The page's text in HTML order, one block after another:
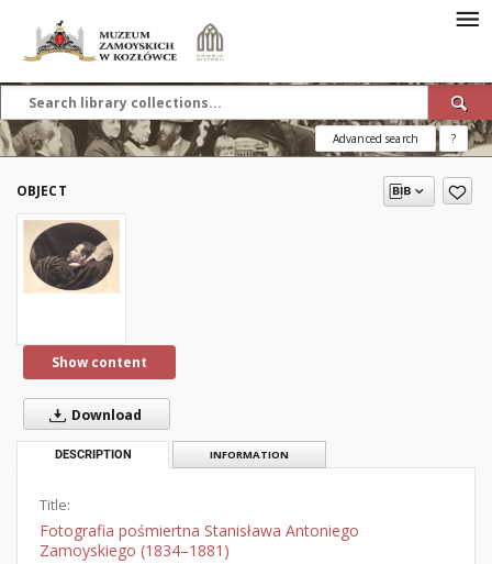
Advanced search ?
OBJECT
Show content
Download
DESCRIPTION INFORMATION
Title:
Fotografia pośmiertna Stanisława Antoniego
Zamoyskiego (1834–1881)